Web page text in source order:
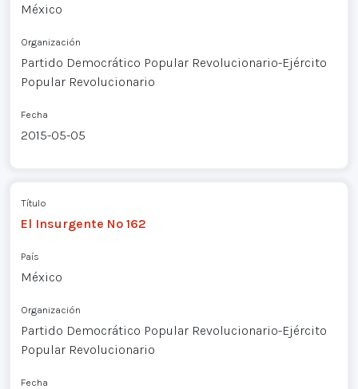
México
Organización
Partido Democrático Popular Revolucionario-Ejército
Popular Revolucionario
Fecha
2015-05-05
Título
El Insurgente Nº 162
País
México
Organización
Partido Democrático Popular Revolucionario-Ejército
Popular Revolucionario
Fecha